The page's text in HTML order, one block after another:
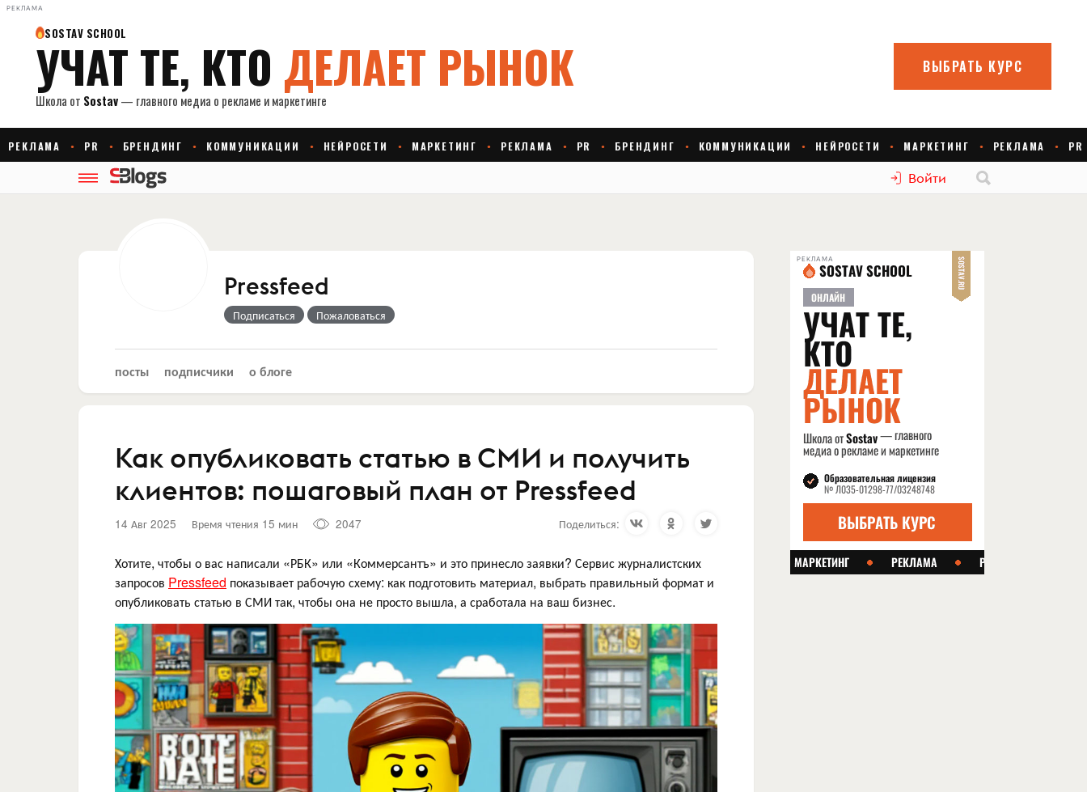
РЕКЛАМА
Войти
Pressfeed
Подписаться Пожаловаться
посты подписчики о блоге
Как опубликовать статью в СМИ и получить
клиентов: пошаговый план от Pressfeed
14 Авг 2025 Время чтения 15 мин 2047 Поделиться:
Хотите, чтобы о вас написали «РБК» или «Коммерсантъ» и это принесло заявки? Сервис журналистских
запросов Pressfeed показывает рабочую схему: как подготовить материал, выбрать правильный формат и
опубликовать статью в СМИ так, чтобы она не просто вышла, а сработала на ваш бизнес.
РЕКЛАМА